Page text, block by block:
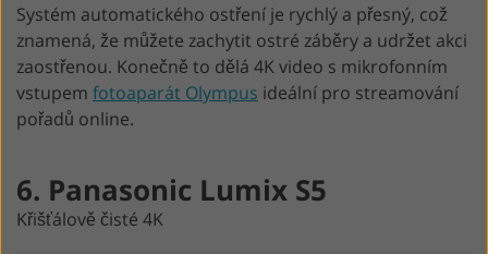
Systém automatického ostření je rychlý a přesný, což
znamená, že můžete zachytit ostré záběry a udržet akci
zaostřenou. Konečně to dělá 4K video s mikrofonním
vstupem fotoaparát Olympus ideální pro streamování
pořadů online.
6. Panasonic Lumix S5
Křišťálově čisté 4K